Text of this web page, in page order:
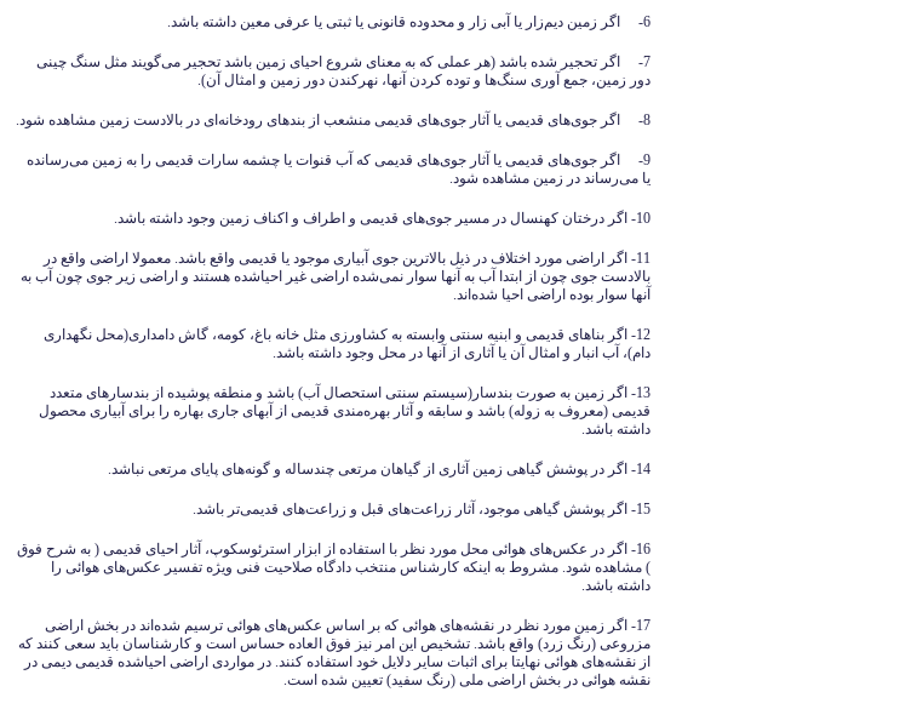
6- اگر زمین دیم‌زار یا آبی زار و محدوده قانونی یا ثبتی یا عرفی معین داشته باشد.
7- اگر تحجیر شده باشد (هر عملی که به معنای شروع احیای زمین باشد تحجیر می‌گویند مثل سنگ چینی
دور زمین، جمع آوری سنگ‌ها و توده کردن آنها، نهرکندن دور زمین و امثال آن).
8- اگر جوی‌های قدیمی یا آثار جوی‌های قدیمی منشعب از بند‌های رودخانه‌ای در بالادست زمین مشاهده شود.
9- اگر جوی‌های قدیمی یا آثار جوی‌های قدیمی که آب قنوات یا چشمه سارات قدیمی را به زمین می‌رسانده
یا می‌رساند در زمین مشاهده شود.
10- اگر درختان کهنسال در مسیر جوی‌های قدیمی و اطراف و اکناف زمین وجود داشته باشد.
11- اگر اراضی مورد اختلاف در ذیل بالاترین جوی آبیاری موجود یا قدیمی واقع باشد. معمولا اراضی واقع در
بالادست جوی چون از ابتدا آب به آنها سوار نمی‌شده اراضی غیر احیاشده هستند و اراضی زیر جوی چون آب به
آنها سوار بوده اراضی احیا شده‌اند.
12- اگر بناهای قدیمی و ابنیه سنتی وابسته به کشاورزی مثل خانه باغ، کومه، گاش دامداری(محل نگهداری
دام)، آب انبار و امثال آن یا آثاری از آنها در محل وجود داشته باشد.
13- اگر زمین به صورت بندسار(سیستم سنتی استحصال آب) باشد و منطقه پوشیده از بندسارهای متعدد
قدیمی (معروف به زوله) باشد و سابقه و آثار بهره‌مندی قدیمی از آبهای جاری بهاره را برای آبیاری محصول
داشته باشد.
14- اگر در پوشش گیاهی زمین آثاری از گیاهان مرتعی چندساله و گونه‌های پایای مرتعی نباشد.
15- اگر پوشش گیاهی موجود، آثار زراعت‌های قبل و زراعت‌های قدیمی‌تر باشد.
16- اگر در عکس‌های هوائی محل مورد نظر با استفاده از ابزار استرئوسکوپ، آثار احیای قدیمی ( به شرح فوق
) مشاهده شود. مشروط به اینکه کارشناس منتخب دادگاه صلاحیت فنی ویژه تفسیر عکس‌های هوائی را
داشته باشد.
17- اگر زمین مورد نظر در نقشه‌های هوائی که بر اساس عکس‌های هوائی ترسیم شده‌اند در بخش اراضی
مزروعی (رنگ زرد) واقع باشد. تشخیص این امر نیز فوق العاده حساس است و کارشناسان باید سعی کنند که
از نقشه‌های هوائی نهایتا برای اثبات سایر دلایل خود استفاده کنند. در مواردی اراضی احیاشده قدیمی دیمی در
نقشه هوائی در بخش اراضی ملی (رنگ سفید) تعیین شده است.